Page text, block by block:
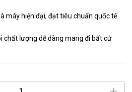
máy hiện đại, đạt tiêu chuẩn quốc tế
chất lượng dễ dàng mang đi bất cứ